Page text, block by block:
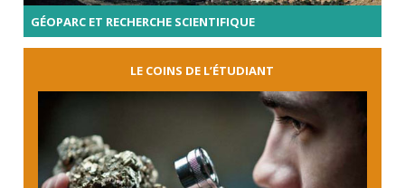
GÉOPARC ET RECHERCHE SCIENTIFIQUE
LE COINS DE L’ÉTUDIANT